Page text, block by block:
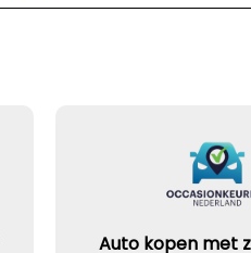
Auto kopen met